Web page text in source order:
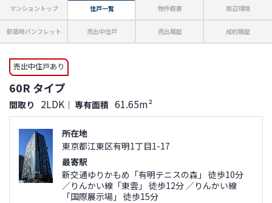
マンショントップ 住戸一覧 物件概要 周辺環境
新築時パンフレット 売出中住戸 売出履歴 成約履歴
売出中住戸あり
60R タイプ
間取り 2LDK ｜ 専有面積 61.65m²
所在地
東京都江東区有明1丁目1-17
最寄駅
新交通ゆりかもめ「有明テニスの森」 徒歩10分
／りんかい線「東雲」 徒歩12分 ／りんかい線
「国際展示場」 徒歩15分